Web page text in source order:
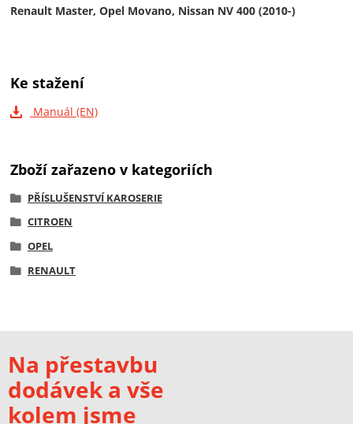
Renault Master, Opel Movano, Nissan NV 400 (2010-)
Ke stažení
Manuál (EN)
Zboží zařazeno v kategoriích
PŘÍSLUŠENSTVÍ KAROSERIE
CITROEN
OPEL
RENAULT
Na přestavbu
dodávek a vše
kolem jsme